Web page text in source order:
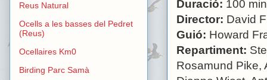
Duració: 100
Director: David
Guió: Howard
Repartiment:
Rosamund Pike,
Reus Natural
Ocells a les basses del Pedret
(Reus)
Ocellaires Km0
Birding Parc Samà